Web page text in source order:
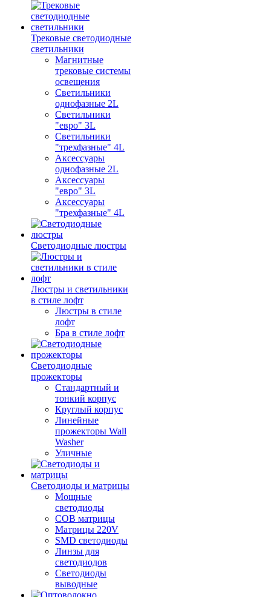
Трековые светодиодные
светильники
Магнитные
трековые системы
освещения
Светильники
однофазные 2L
Светильники
"евро" 3L
Светильники
"трехфазные" 4L
Аксессуары
однофазные 2L
Аксессуары
"евро" 3L
Аксессуары
"трехфазные" 4L
Светодиодные люстры
Люстры и светильники
в стиле лофт
Люстры в стиле
лофт
Бра в стиле лофт
Светодиодные
прожекторы
Стандартный и
тонкий корпус
Круглый корпус
Линейные
прожекторы Wall
Washer
Уличные
Светодиоды и матрицы
Мощные
светодиоды
COB матрицы
Матрицы 220V
SMD светодиоды
Линзы для
светодиодов
Светодиоды
выводные